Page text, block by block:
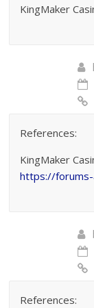
KingMaker
References:
KingMaker
https://forums-
References: